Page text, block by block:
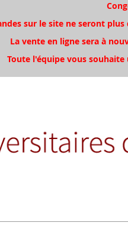
sur le site ne seront
La vente en ligne sera à
Toute l'équipe vous souhaite